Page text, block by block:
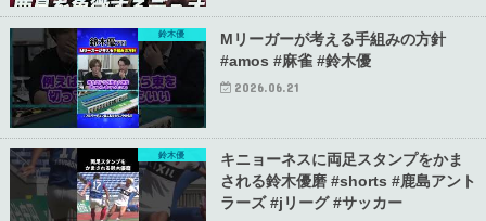
鈴木優
Mリーガーが考える手組みの方針
#amos #麻雀 #鈴木優
2026.06.21
鈴木優
キニョーネスに両足スタンプをかま
される鈴木優磨 #shorts #鹿島アント
ラーズ #jリーグ #サッカー